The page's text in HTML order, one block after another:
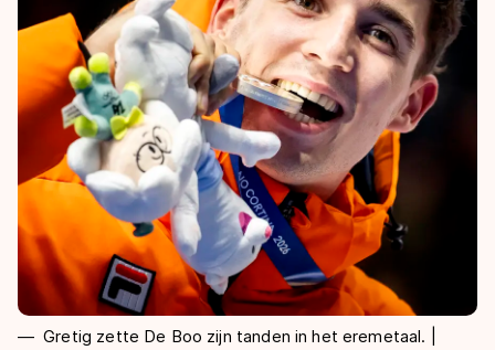
Gretig zette De Boo zijn tanden in het eremetaal. |